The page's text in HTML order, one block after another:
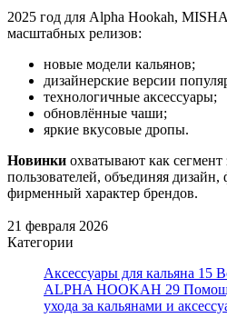
2025 год для Alpha Hookah,
масштабных релизов:
новые модели кальянов;
дизайнерские версии
технологичные аксессуары;
обновлённые чаши;
яркие вкусовые дропы.
Новинки охватывают как
пользователей, объединяя
фирменный характер брендов.
21 февраля 2026
Категории
Аксессуары для кальяна 15
ALPHA HOOKAH 29
ухода за кальянами и